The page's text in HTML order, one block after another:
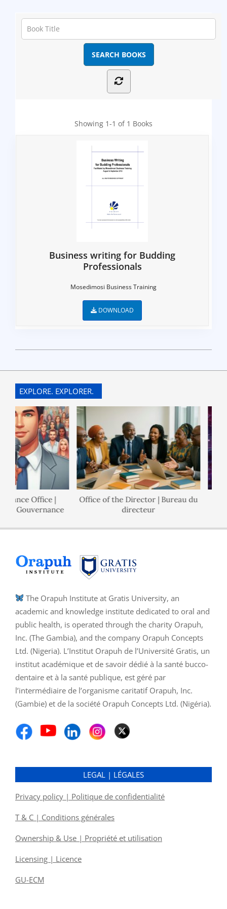
Showing 1-1 of 1 Books
Business writing for Budding
Professionals
Mosedimosi Business Training
DOWNLOAD
07-
10
EXPLORE. EXPLORER.
Office |
Gouvernance
Office of the Director | Bureau du
directeur
The Orapuh Institute at Gratis University, an
academic and knowledge institute dedicated to oral and
public health, is operated through the charity Orapuh,
Inc. (The Gambia), and the company Orapuh Concepts
Ltd. (Nigeria). L’Institut Orapuh de l’Université Gratis, un
institut académique et de savoir dédié à la santé bucco-
dentaire et à la santé publique, est géré par
l’intermédiaire de l’organisme caritatif Orapuh, Inc.
(Gambie) et de la société Orapuh Concepts Ltd. (Nigéria).
LEGAL | LÉGALES
Privacy policy | Politique de confidentialité
T & C | Conditions générales
Ownership & Use | Propriété et utilisation
Licensing | Licence
GU-ECM